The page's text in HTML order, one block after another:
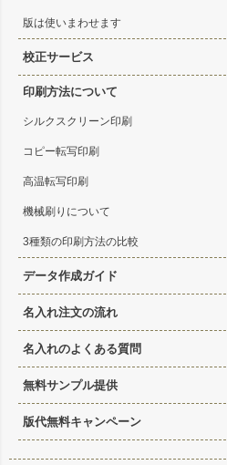
版は使いまわせます
校正サービス
印刷方法について
シルクスクリーン印刷
コピー転写印刷
高温転写印刷
機械刷りについて
3種類の印刷方法の比較
データ作成ガイド
名入れ注文の流れ
名入れのよくある質問
無料サンプル提供
版代無料キャンペーン